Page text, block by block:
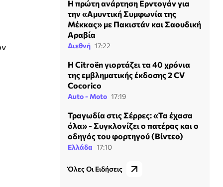
Η πρώτη ανάρτηση Ερντογάν για
την «Αμυντική Συμφωνία της
Μέκκας» με Πακιστάν και Σαουδική
Αραβία
Διεθνή 17:22
Η Citroën γιορτάζει τα 40 χρόνια
της εμβληματικής έκδοσης 2 CV
Cocorico
Auto - Moto 17:19
Τραγωδία στις Σέρρες: «Τα έχασα
όλα» - Συγκλονίζει ο πατέρας και ο
οδηγός του φορτηγού (Βίντεο)
Ελλάδα 17:10
Όλες Οι Ειδήσεις